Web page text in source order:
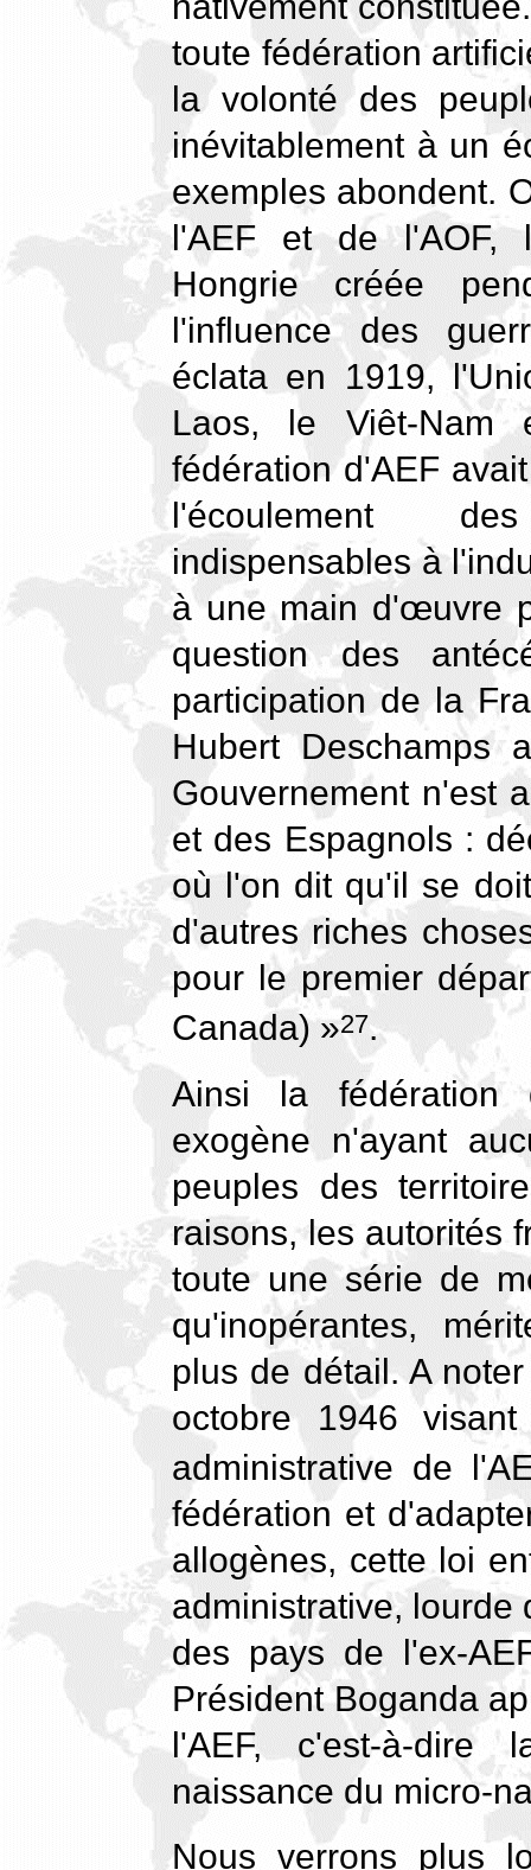
toute fédération
la volonté des
inévitablement à un
exemples abondent.
l'AEF et de l'AOF,
Hongrie créée
l'influence des
éclata en 1919,
Laos, le Viêt-Nam
fédération d'AEF
l'écoulement
indispensables à
à une main d'œuvre
question des
participation de la
Hubert
Gouvernement n'est
et des Espagnols :
où l'on dit qu'il se
d'autres riches
pour le premier
Canada) »27.
Ainsi la
exogène n'ayant
peuples des
raisons, les autorités
toute une série de
qu'inopérantes,
plus de détail. A
octobre 1946
administrative de
fédération et
allogènes, cette loi
administrative, lourde
des pays de l'ex-
Président Boganda
l'AEF, c'est-à-
naissance du micro-
Nous verrons plus